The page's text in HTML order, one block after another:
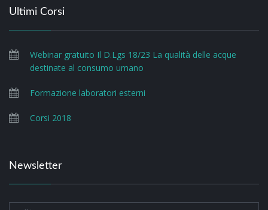
Ultimi Corsi
Webinar gratuito Il D.Lgs 18/23 La qualità delle acque
destinate al consumo umano
Formazione laboratori esterni
Corsi 2018
Newsletter